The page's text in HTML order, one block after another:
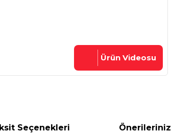
Ürün Videosu
Seçenekleri Önerileriniz